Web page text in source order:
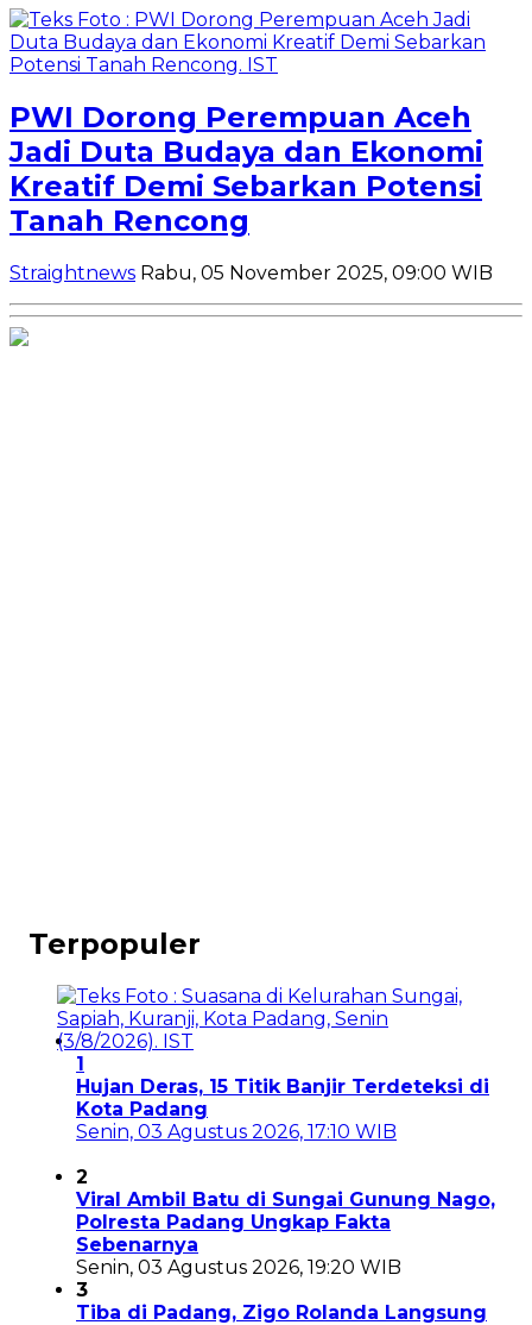
PWI Dorong Perempuan Aceh
Jadi Duta Budaya dan Ekonomi
Kreatif Demi Sebarkan Potensi
Tanah Rencong
Straightnews Rabu, 05 November 2025, 09:00 WIB
Terpopuler
1
Hujan Deras, 15 Titik Banjir Terdeteksi di
Kota Padang
Senin, 03 Agustus 2026, 17:10 WIB
2
Viral Ambil Batu di Sungai Gunung Nago,
Polresta Padang Ungkap Fakta
Sebenarnya
Senin, 03 Agustus 2026, 19:20 WIB
3
Tiba di Padang, Zigo Rolanda Langsung